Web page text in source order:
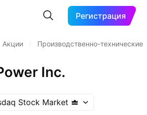
Регистрация
Акции Производственно-технические
Inc.
Stock Market